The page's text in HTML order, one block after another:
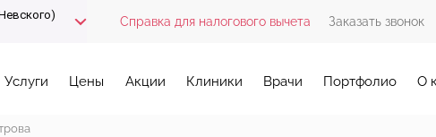
Справка для налогового вычета Заказать звонок
Услуги Цены Акции Клиники Врачи Портфолио О